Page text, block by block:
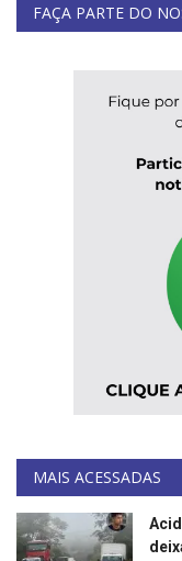
FAÇA PARTE DO
MAIS ACESSADAS